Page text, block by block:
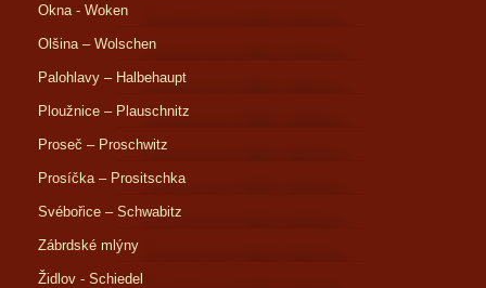
Okna - Woken
Olšina – Wolschen
Palohlavy – Halbehaupt
Ploužnice – Plauschnitz
Proseč – Proschwitz
Prosíčka – Prositschka
Svébořice – Schwabitz
Zábrdské mlýny
Židlov - Schiedel